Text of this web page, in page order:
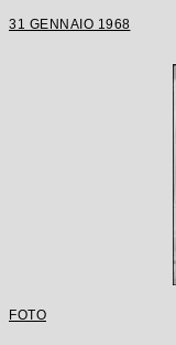
31 GENNAIO 1968
FOTO